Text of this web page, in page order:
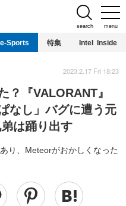
menu
search
e-Sports 特集 Intel Inside
？『VALORANT』
なし」バグに遭う元
は踊り出す
り、Meteorがおかしくなった
2023.2.17 Fri 18:23